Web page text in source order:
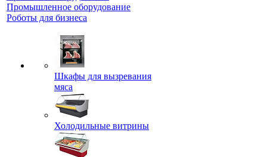
Промышленное оборудование
Роботы для бизнеса
Шкафы для вызревания
мяса
Холодильные витрины